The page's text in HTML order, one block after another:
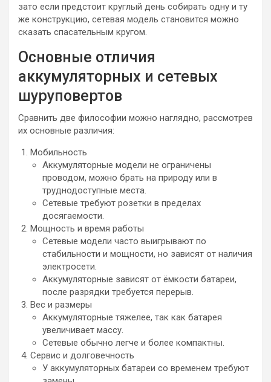
зато если предстоит круглый день собирать одну и ту
же конструкцию, сетевая модель становится можно
сказать спасательным кругом.
Основные отличия
аккумуляторных и сетевых
шуруповертов
Сравнить две философии можно наглядно, рассмотрев
их основные различия:
Мобильность
Аккумуляторные модели не ограничены
проводом, можно брать на природу или в
труднодоступные места.
Сетевые требуют розетки в пределах
досягаемости.
Мощность и время работы
Сетевые модели часто выигрывают по
стабильности и мощности, но зависят от наличия
электросети.
Аккумуляторные зависят от ёмкости батареи,
после разрядки требуется перерыв.
Вес и размеры
Аккумуляторные тяжелее, так как батарея
увеличивает массу.
Сетевые обычно легче и более компактны.
Сервис и долговечность
У аккумуляторных батареи со временем требуют